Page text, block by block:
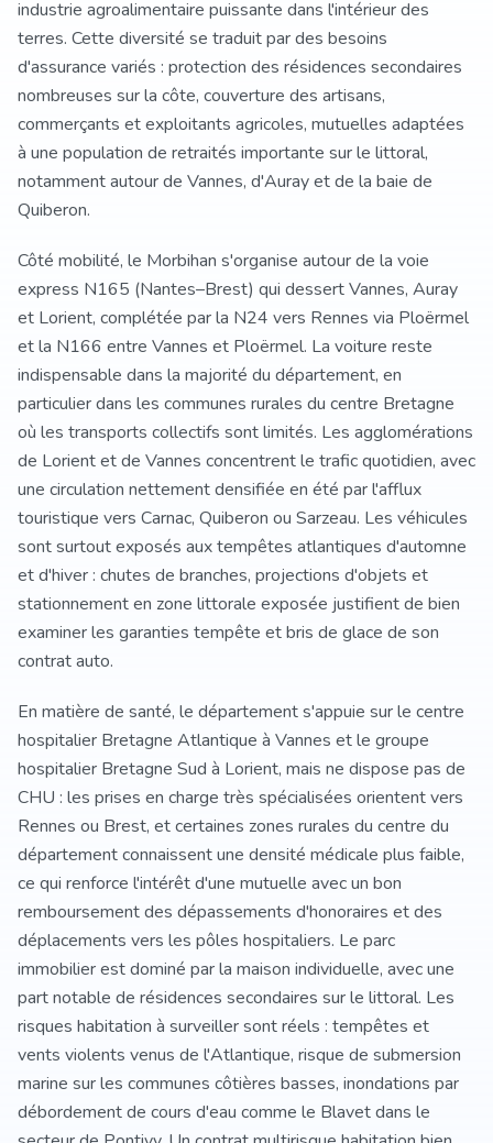
industrie agroalimentaire puissante dans l'intérieur des
terres. Cette diversité se traduit par des besoins
d'assurance variés : protection des résidences secondaires
nombreuses sur la côte, couverture des artisans,
commerçants et exploitants agricoles, mutuelles adaptées
à une population de retraités importante sur le littoral,
notamment autour de Vannes, d'Auray et de la baie de
Quiberon.
Côté mobilité, le Morbihan s'organise autour de la voie
express N165 (Nantes–Brest) qui dessert Vannes, Auray
et Lorient, complétée par la N24 vers Rennes via Ploërmel
et la N166 entre Vannes et Ploërmel. La voiture reste
indispensable dans la majorité du département, en
particulier dans les communes rurales du centre Bretagne
où les transports collectifs sont limités. Les agglomérations
de Lorient et de Vannes concentrent le trafic quotidien, avec
une circulation nettement densifiée en été par l'afflux
touristique vers Carnac, Quiberon ou Sarzeau. Les véhicules
sont surtout exposés aux tempêtes atlantiques d'automne
et d'hiver : chutes de branches, projections d'objets et
stationnement en zone littorale exposée justifient de bien
examiner les garanties tempête et bris de glace de son
contrat auto.
En matière de santé, le département s'appuie sur le centre
hospitalier Bretagne Atlantique à Vannes et le groupe
hospitalier Bretagne Sud à Lorient, mais ne dispose pas de
CHU : les prises en charge très spécialisées orientent vers
Rennes ou Brest, et certaines zones rurales du centre du
département connaissent une densité médicale plus faible,
ce qui renforce l'intérêt d'une mutuelle avec un bon
remboursement des dépassements d'honoraires et des
déplacements vers les pôles hospitaliers. Le parc
immobilier est dominé par la maison individuelle, avec une
part notable de résidences secondaires sur le littoral. Les
risques habitation à surveiller sont réels : tempêtes et
vents violents venus de l'Atlantique, risque de submersion
marine sur les communes côtières basses, inondations par
débordement de cours d'eau comme le Blavet dans le